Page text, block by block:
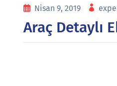
Nisan 9, 2019
Araç Detaylı